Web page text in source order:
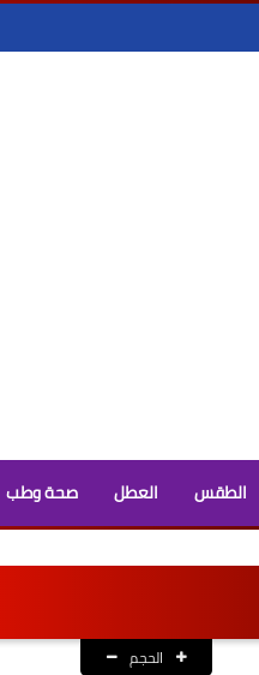
الطقس العطل صحة وطب
الحجم